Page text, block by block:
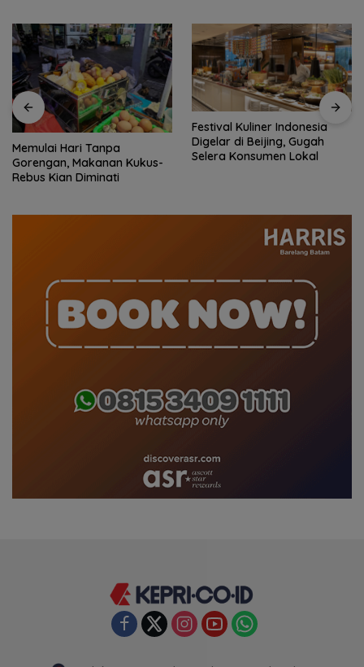
Memulai Hari Tanpa
Gorengan, Makanan Kukus-
Rebus Kian Diminati
Festival Kuliner Indonesia
Digelar di Beijing, Gugah
Selera Konsumen Lokal